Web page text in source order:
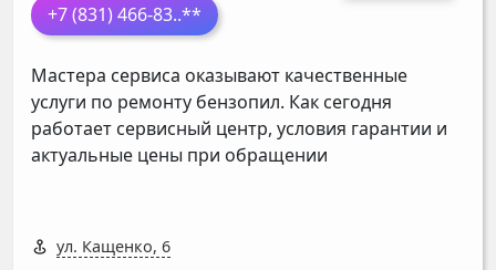
+7 (831) 466-83..**
Мастера сервиса оказывают качественные
услуги по ремонту бензопил. Как сегодня
работает сервисный центр, условия гарантии и
актуальные цены при обращении
ул. Кащенко, 6